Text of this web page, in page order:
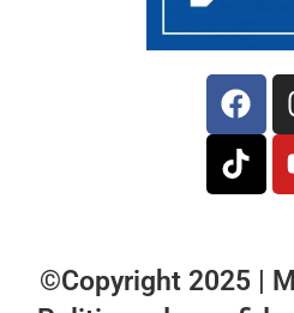
©Copyright 2025 |